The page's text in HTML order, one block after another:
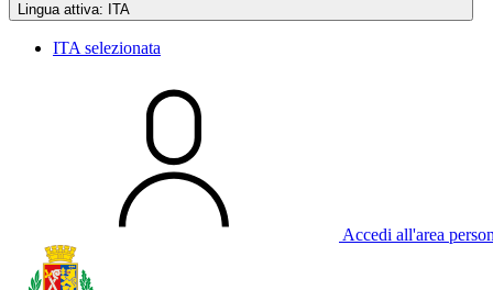
Lingua attiva: ITA
ITA selezionata
Accedi all'area